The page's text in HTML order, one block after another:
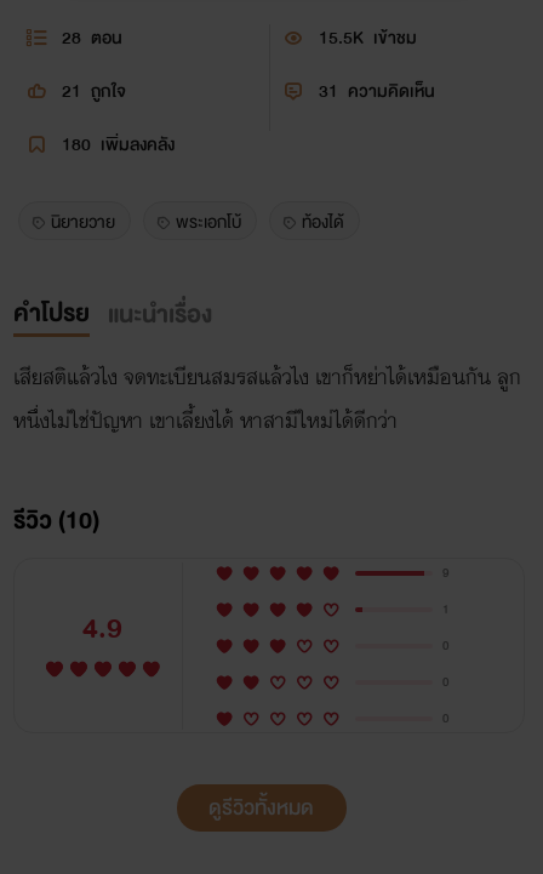
28 ตอน 15.5K เข้าชม
21 ถูกใจ 31 ความคิดเห็น
180 เพิ่มลงคลัง
นิยายวาย พระเอกโบ้ ท้องได้
คำโปรย แนะนำเรื่อง
เสียสติแล้วไง จดทะเบียนสมรสแล้วไง เขาก็หย่าได้เหมือนกัน ลูก
หนึ่งไม่ใช่ปัญหา เขาเลี้ยงได้ หาสามีใหม่ได้ดีกว่า
รีวิว (10)
4.9
9
1
0
0
0
ดูรีวิวทั้งหมด